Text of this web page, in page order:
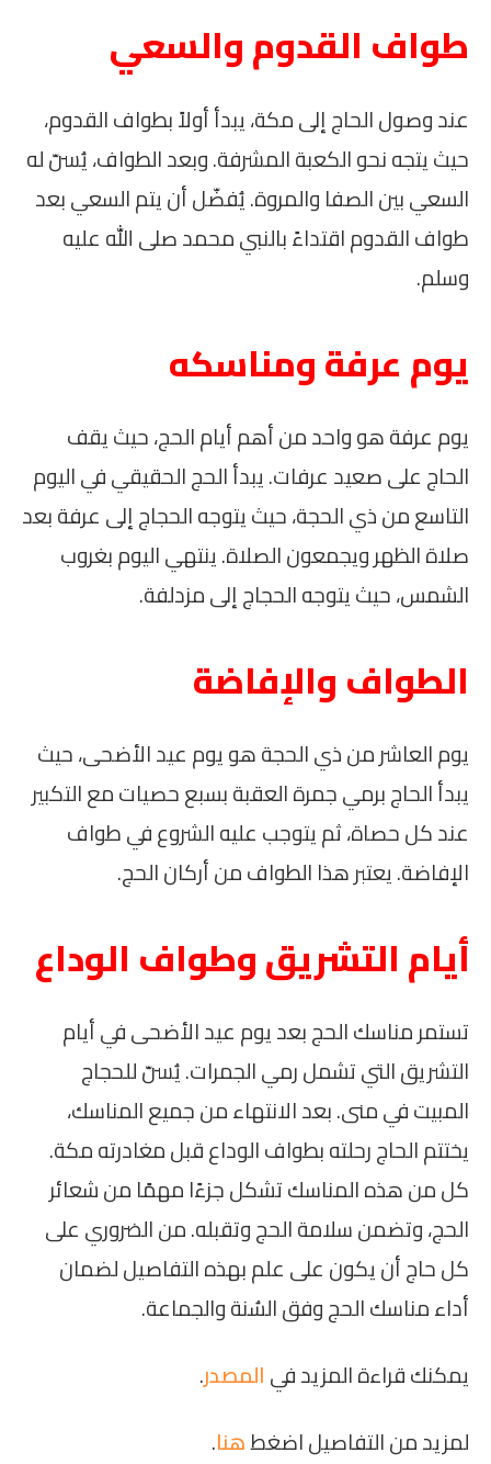
طواف القدوم والسعي
عند وصول الحاج إلى مكة، يبدأ أولاً بطواف القدوم،
حيث يتجه نحو الكعبة المشرفة. وبعد الطواف، يُسنّ له
السعي بين الصفا والمروة. يُفضّل أن يتم السعي بعد
طواف القدوم اقتداءً بالنبي محمد صلى الله عليه
وسلم.
يوم عرفة ومناسكه
يوم عرفة هو واحد من أهم أيام الحج، حيث يقف
الحاج على صعيد عرفات. يبدأ الحج الحقيقي في اليوم
التاسع من ذي الحجة، حيث يتوجه الحجاج إلى عرفة بعد
صلاة الظهر ويجمعون الصلاة. ينتهي اليوم بغروب
الشمس، حيث يتوجه الحجاج إلى مزدلفة.
الطواف والإفاضة
يوم العاشر من ذي الحجة هو يوم عيد الأضحى، حيث
يبدأ الحاج برمي جمرة العقبة بسبع حصيات مع التكبير
عند كل حصاة، ثم يتوجب عليه الشروع في طواف
الإفاضة. يعتبر هذا الطواف من أركان الحج.
أيام التشريق وطواف الوداع
تستمر مناسك الحج بعد يوم عيد الأضحى في أيام
التشريق التي تشمل رمي الجمرات. يُسنّ للحجاج
المبيت في منى. بعد الانتهاء من جميع المناسك،
يختتم الحاج رحلته بطواف الوداع قبل مغادرته مكة.
كل من هذه المناسك تشكل جزءًا مهمًا من شعائر
الحج، وتضمن سلامة الحج وتقبله. من الضروري على
كل حاج أن يكون على علم بهذه التفاصيل لضمان
أداء مناسك الحج وفق السُنة والجماعة.
يمكنك قراءة المزيد فيالمصدر.
لمزيد من التفاصيل اضغطهنا.